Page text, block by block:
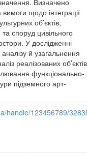
Визначено
щодо інтеграції
об’єктів,
споруд цивільного
У дослідженні
й узагальнення
реалізованих об’єктів
функціонально-
підземного арт-
handle/123456789/